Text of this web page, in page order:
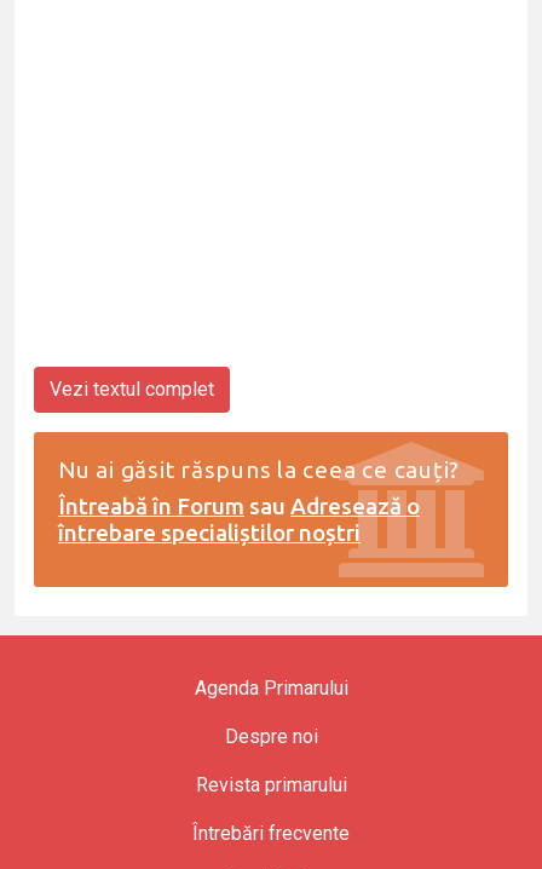
Vezi textul complet
Nu ai găsit răspuns la ceea ce cauți?
Întreabă în Forum sau Adresează o
întrebare specialiștilor noștri
Agenda Primarului
Despre noi
Revista primarului
Întrebări frecvente